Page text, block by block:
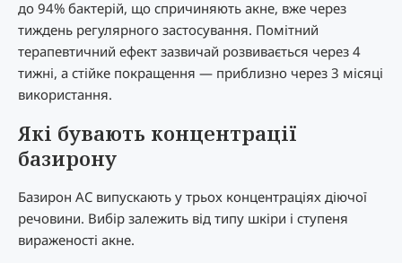
до 94% бактерій, що спричиняють акне, вже через
тиждень регулярного застосування. Помітний
терапевтичний ефект зазвичай розвивається через 4
тижні, а стійке покращення — приблизно через 3 місяці
використання.
Які бувають концентрації
базирону
Базирон AC випускають у трьох концентраціях діючої
речовини. Вибір залежить від типу шкіри і ступеня
вираженості акне.